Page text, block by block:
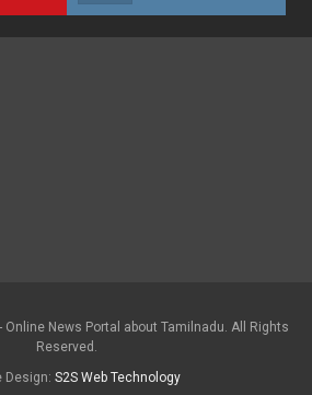
News Portal about Tamilnadu. All Rights
Reserved.
Design: S2S Web Technology